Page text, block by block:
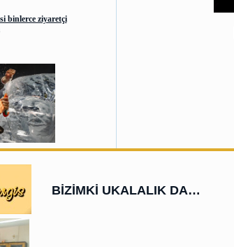
binlerce ziyaretçi
BİZİMKİ UKALALIK DA…